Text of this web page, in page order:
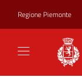
Regione Piemonte